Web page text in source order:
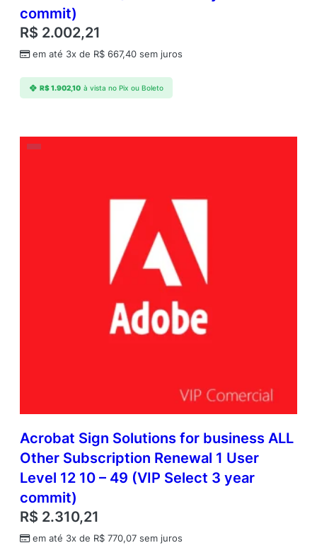
commit)
R$ 2.002,21
em até 3x de R$ 667,40 sem juros
R$1.902,10 à vista no Pix ou Boleto
Acrobat Sign Solutions for business ALL
Other Subscription Renewal 1 User
Level 12 10 – 49 (VIP Select 3 year
commit)
R$ 2.310,21
em até 3x de R$ 770,07 sem juros